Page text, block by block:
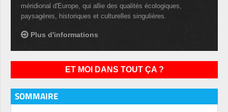
méridional d'Europe, qui allie des qualités écologiques,
paysagères, historiques et culturelles singulières.
Plus d'informations
ET MOI DANS TOUT ÇA ?
SOMMAIRE